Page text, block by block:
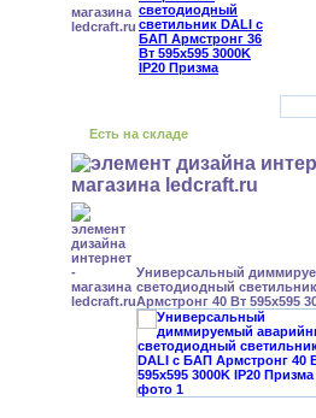
Есть на складе
Универсальный
светодиодный
Армстронг 40 Вт 595x595